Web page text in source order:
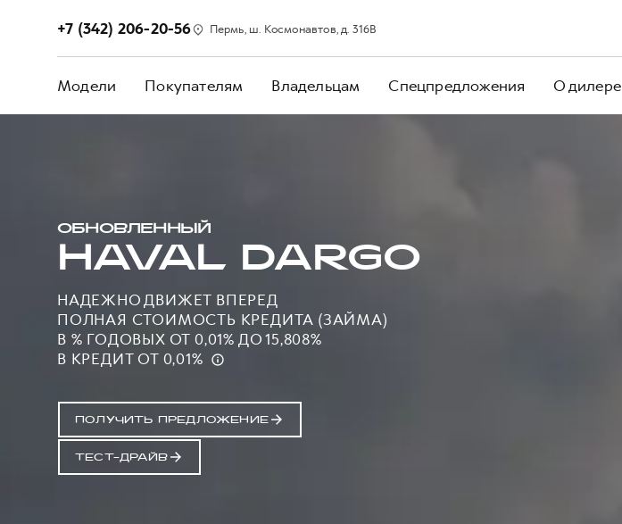
+7 (342) 206-20-56 Пермь, ш. Космонавтов, д. 316В
Модели Покупателям Владельцам Спецпредложения О дилере
ОБНОВЛЕННЫЙ
HAVAL DARGO
НАДЕЖНО ДВИЖЕТ ВПЕРЕД
ПОЛНАЯ СТОИМОСТЬ КРЕДИТА (ЗАЙМА)
В % ГОДОВЫХ ОТ 0,01% ДО 15,808%
В КРЕДИТ ОТ 0,01%
ПОЛУЧИТЬ ПРЕДЛОЖЕНИЕ
ТЕСТ-ДРАЙВ